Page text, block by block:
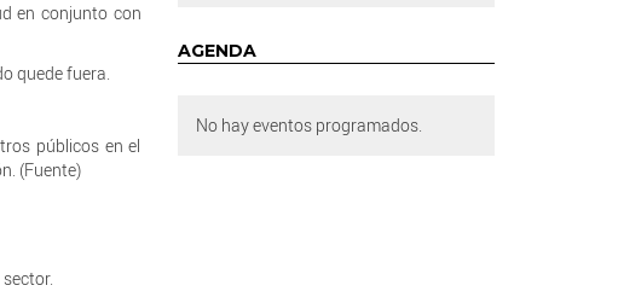
en conjunto con
quede fuera.
públicos en el
(Fuente)
AGENDA
No hay eventos programados.